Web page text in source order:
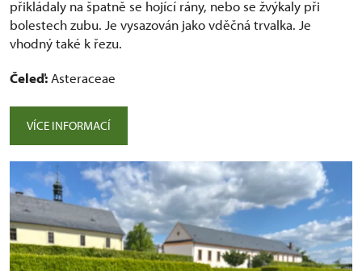
přikládaly na špatně se hojící rány, nebo se žvýkaly při
bolestech zubu. Je vysazován jako vděčná trvalka. Je
vhodný také k řezu.
Čeleď: Asteraceae
VÍCE INFORMACÍ